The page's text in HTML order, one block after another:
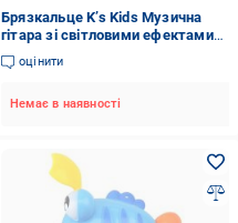
Брязкальце K’s Kids Музична
гітара зі світловими ефектами
6710212
оцінити
Немає в наявності